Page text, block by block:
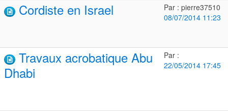
Cordiste en Israel
Par : pierre37510
08/07/2014 11:23
Travaux acrobatique Abu
Dhabi
Par :
22/05/2014 17:45